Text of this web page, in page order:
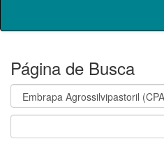
Página de Busca